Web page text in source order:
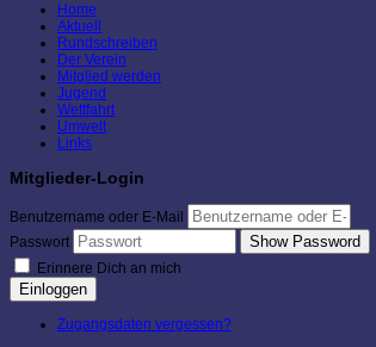
Home
Aktuell
Rundschreiben
Der Verein
Mitglied werden
Jugend
Wettfahrt
Umwelt
Links
Mitglieder-Login
Benutzername oder E-Mail
Passwort
Show Password
Erinnere Dich an mich
Einloggen
Zugangsdaten vergessen?